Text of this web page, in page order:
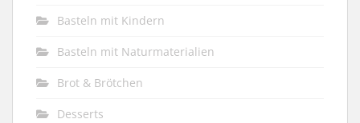
Basteln mit Kindern
Basteln mit Naturmaterialien
Brot & Brötchen
Desserts